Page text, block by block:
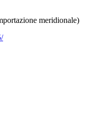
meridionale)